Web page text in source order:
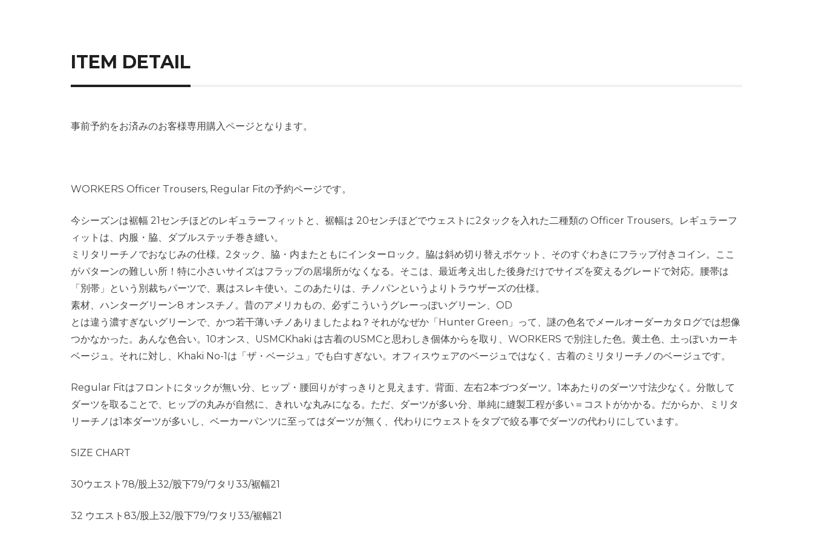
ITEM DETAIL
事前予約をお済みのお客様専用購入ページとなります。
WORKERS Officer Trousers, Regular Fitの予約ページです。
今シーズンは裾幅 21センチほどのレギュラーフィットと、裾幅は 20センチほどでウェストに2タックを入れた二種類の Officer Trousers。レギュラーフ
ィットは、内服・脇、ダブルステッチ巻き縫い。
ミリタリーチノでおなじみの仕様。2タック、脇・内またともにインターロック。脇は斜め切り替えポケット、そのすぐわきにフラップ付きコイン。ここ
がパターンの難しい所！特に小さいサイズはフラップの居場所がなくなる。そこは、最近考え出した後身だけでサイズを変えるグレードで対応。腰帯は
「別帯」という別裁ちパーツで、裏はスレキ使い。このあたりは、チノパンというよりトラウザーズの仕様。
素材、ハンターグリーン8 オンスチノ。昔のアメリカもの、必ずこういうグレーっぽいグリーン、OD
とは違う濃すぎないグリーンで、かつ若干薄いチノありましたよね？それがなぜか「Hunter Green」って、謎の色名でメールオーダーカタログでは想像
つかなかった。あんな色合い。10オンス、USMCKhaki は古着のUSMCと思わしき個体からを取り、WORKERS で別注した色。黄土色、土っぽいカーキ
ベージュ。それに対し、Khaki No-1は「ザ・ベージュ」でも白すぎない。オフィスウェアのベージュではなく、古着のミリタリーチノのベージュです。
Regular Fitはフロントにタックが無い分、ヒップ・腰回りがすっきりと見えます。背面、左右2本づつダーツ。1本あたりのダーツ寸法少なく。分散して
ダーツを取ることで、ヒップの丸みが自然に、きれいな丸みになる。ただ、ダーツが多い分、単純に縫製工程が多い＝コストがかかる。だからか、ミリタ
リーチノは1本ダーツが多いし、ベーカーパンツに至ってはダーツが無く、代わりにウェストをタブで絞る事でダーツの代わりにしています。
SIZE CHART
30ウエスト78/股上32/股下79/ワタリ33/裾幅21
32 ウエスト83/股上32/股下79/ワタリ33/裾幅21